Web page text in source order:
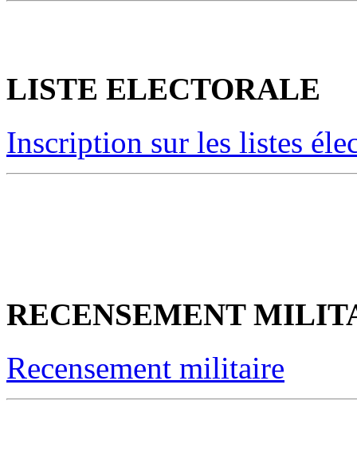
LISTE ELECTORALE
Inscription sur les listes
RECENSEMENT
Recensement militaire